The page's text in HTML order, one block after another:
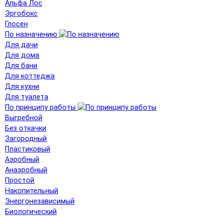
Альфа Лос
Эргобокс
Глосен
По назначению
Для дачи
Для дома
Для бани
Для коттеджа
Для кухни
Для туалета
По принципу работы
Выгребной
Без откачки
Загородный
Пластиковый
Аэробный
Анаэробный
Простой
Накопительный
Энергонезависимый
Биологический